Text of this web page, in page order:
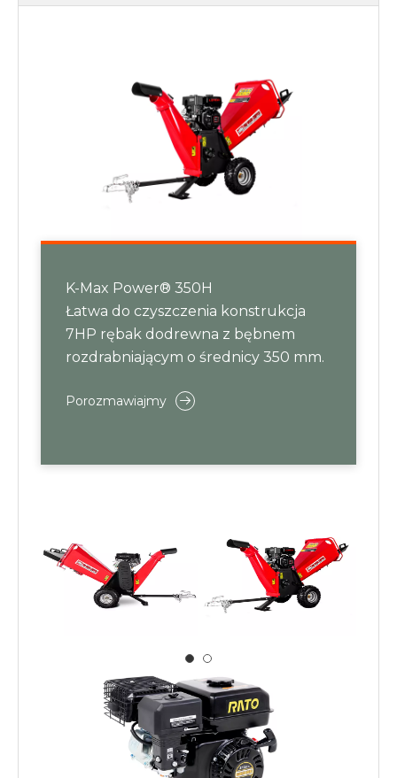
K-Max Power® 350H
Łatwa do czyszczenia konstrukcja
7HP rębak dodrewna z bębnem
rozdrabniającym o średnicy 350 mm.
Porozmawiajmy